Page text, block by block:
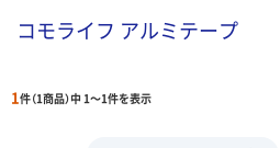
コモライフ アルミテープ
1件（1商品）中 1～1件を表示